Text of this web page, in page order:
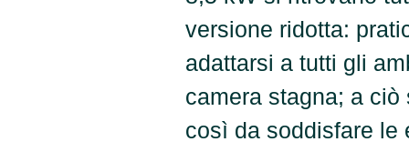
versione ridotta:
adattarsi a tutti gli
camera stagna; a
così da soddisfare le